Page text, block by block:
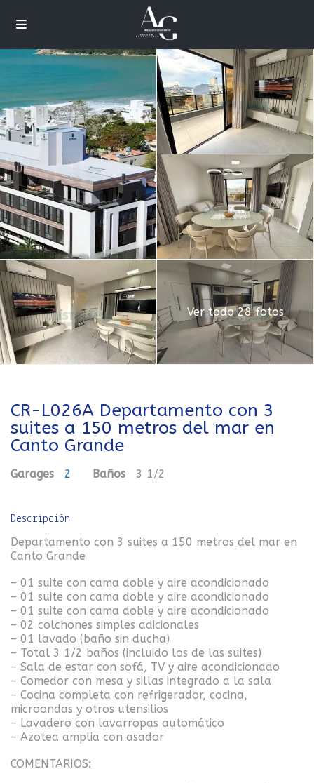
Ver todo 28 fotos
CR-L026A Departamento con 3
suites a 150 metros del mar en
Canto Grande
Garages 2 Baños 3 1/2
Descripción
Departamento con 3 suites a 150 metros del mar en
Canto Grande
– 01 suite con cama doble y aire acondicionado
– 01 suite con cama doble y aire acondicionado
– 01 suite con cama doble y aire acondicionado
– 02 colchones simples adicionales
– 01 lavado (baño sin ducha)
– Total 3 1/2 baños (incluido los de las suites)
– Sala de estar con sofá, TV y aire acondicionado
– Comedor con mesa y sillas integrado a la sala
– Cocina completa con refrigerador, cocina,
microondas y otros utensilios
– Lavadero con lavarropas automático
– Azotea amplia con asador
COMENTARIOS: